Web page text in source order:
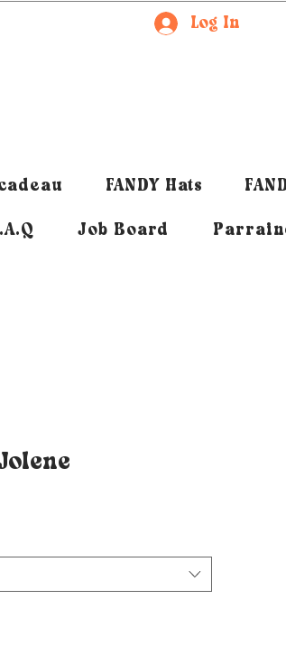
Log In
FANDY Hats
Job Board